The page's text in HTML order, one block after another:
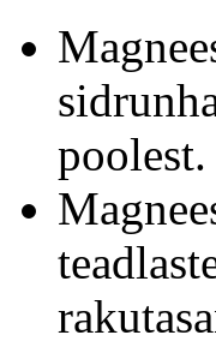
poolest.